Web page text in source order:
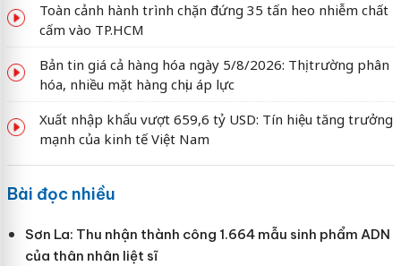
Toàn cảnh hành trình chặn đứng 35 tấn heo nhiễm chất
cấm vào TP.HCM
Bản tin giá cả hàng hóa ngày 5/8/2026: Thị trường phân
hóa, nhiều mặt hàng chịu áp lực
Xuất nhập khẩu vượt 659,6 tỷ USD: Tín hiệu tăng trưởng
mạnh của kinh tế Việt Nam
Bài đọc nhiều
Sơn La: Thu nhận thành công 1.664 mẫu sinh phẩm ADN
của thân nhân liệt sĩ